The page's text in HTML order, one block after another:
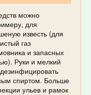
можно
для
известь (для
газ
и запасных
Руки и мелкий
спиртом. Больше
ульев и рамок